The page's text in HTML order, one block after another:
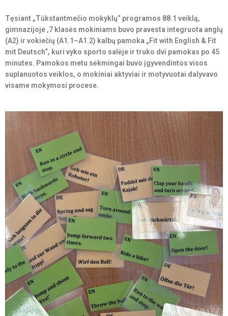
Tęsiant „Tūkstantmečio mokyklų“ programos 88.1 veiklą,
gimnazijoje ,7 klasės mokiniams buvo pravesta integruota anglų
(A2) ir vokiečių (A1.1–A1.2) kalbų pamoka „Fit with English & Fit
mit Deutsch“, kuri vyko sporto salėje ir truko dvi pamokas po 45
minutes. Pamokos metu sėkmingai buvo įgyvendintos visos
suplanuotos veiklos, o mokiniai aktyviai ir motyvuotai dalyvavo
visame mokymosi procese.